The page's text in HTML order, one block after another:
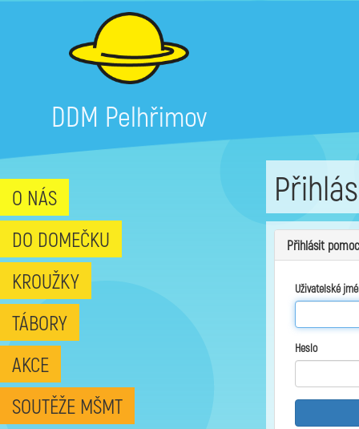
DDM Pelhřimov
O NÁS
DO DOMEČKU
KROUŽKY
TÁBORY
AKCE
SOUTĚŽE MŠMT
Přihlásit
Uživatelské
Heslo